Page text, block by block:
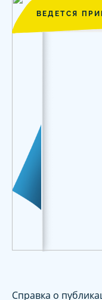
ВЕДЕТСЯ
Справка о